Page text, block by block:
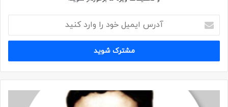
همینطور در خیال و رویا غوطه ور بودم که بوی نامطبوعی به
مشامم رسید. بلافاصله واحد‌های (ش میم ر) اعلام کار کردند. ما
ماسک‌ها را به صورت زده، سوار نفربرهای زرهی شده و از منطقۀ
آلوده خارج شدیم. سپس راه خود را به طرف خط مقدم ادامه
نفر بر مثل دلیجان‌های قدیمی توی چال و چوله‌های جاده که در اثر